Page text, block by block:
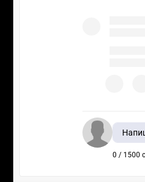
0 / 1500